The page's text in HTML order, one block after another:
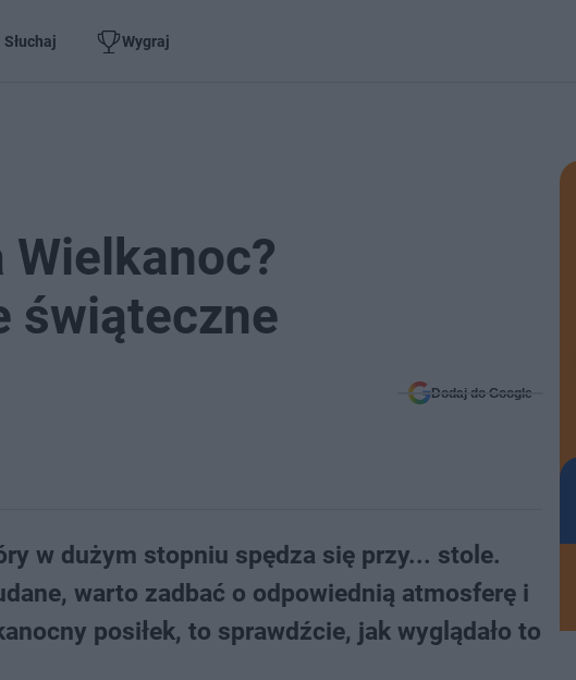
Słuchaj Wygraj
Wielkanoc?
świąteczne
Dodaj do Google
w dużym stopniu spędza się przy... stole.
warto zadbać o odpowiednią atmosferę i
posiłek, to sprawdźcie, jak wyglądało to